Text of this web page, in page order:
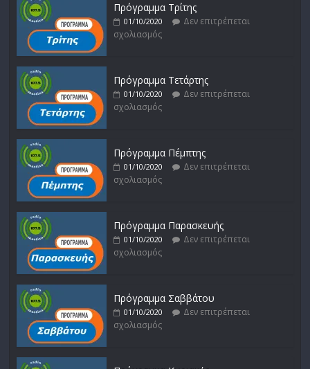
Πρόγραμμα Τρίτης
01/10/2020
Δεν επιτρέπεται
σχολιασμός
Πρόγραμμα Τετάρτης
01/10/2020
Δεν επιτρέπεται
σχολιασμός
Πρόγραμμα Πέμπτης
01/10/2020
Δεν επιτρέπεται
σχολιασμός
Πρόγραμμα Παρασκευής
01/10/2020
Δεν επιτρέπεται
σχολιασμός
Πρόγραμμα Σαββάτου
01/10/2020
Δεν επιτρέπεται
σχολιασμός